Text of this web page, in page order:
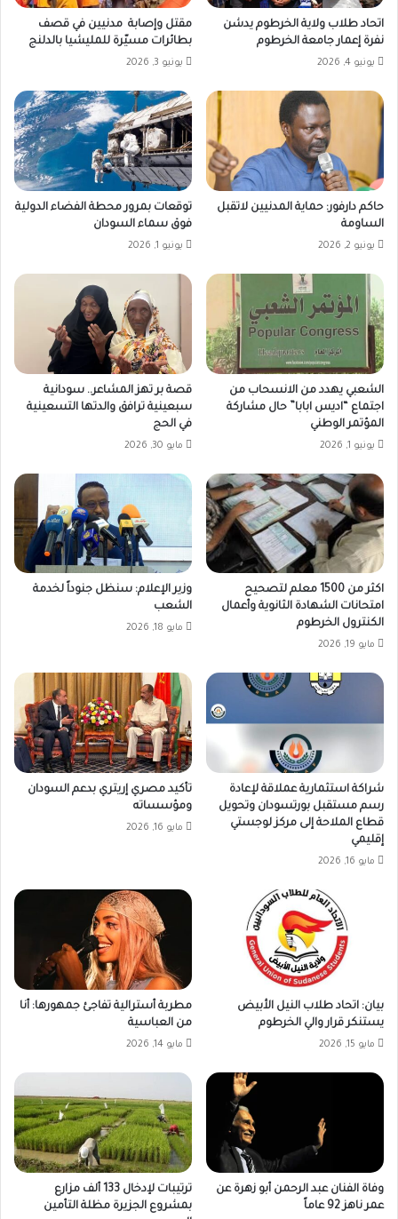
اتحاد طلاب ولاية الخرطوم يدشن
نفرة إعمار جامعة الخرطوم
يونيو 4, 2026
مقتل وإصابة مدنيين في قصف
بطائرات مسيّرة للمليشيا بالدلنج
يونيو 3, 2026
حاكم دارفور: حماية المدنيين لاتقبل
الساومة
يونيو 2, 2026
توقعات بمرور محطة الفضاء الدولية
فوق سماء السودان
يونيو 1, 2026
الشعبي يهدد من الانسحاب من
اجتماع “اديس ابابا” حال مشاركة
المؤتمر الوطني
يونيو 1, 2026
قصة بر تهز المشاعر.. سودانية
سبعينية ترافق والدتها التسعينية
في الحج
مايو 30, 2026
اكثر من 1500 معلم لتصحيح
امتحانات الشهادة الثانوية وأعمال
الكنترول الخرطوم
مايو 19, 2026
وزير الإعلام: سنظل جنوداً لخدمة
الشعب
مايو 18, 2026
شراكة استثمارية عملاقة لإعادة
رسم مستقبل بورتسودان وتحويل
قطاع الملاحة إلى مركز لوجستي
إقليمي
مايو 16, 2026
تأكيد مصري إريتري بدعم السودان
ومؤسساته
مايو 16, 2026
بيان: اتحاد طلاب النيل الأبيض
يستنكر قرار والي الخرطوم
مايو 15, 2026
مطربة أسترالية تفاجئ جمهورها: أنا
من العباسية
مايو 14, 2026
وفاة الفنان عبد الرحمن أبو زهرة عن
عمر ناهز 92 عاماً
ترتيبات لإدخال 133 ألف مزارع
بمشروع الجزيرة مظلة التأمين